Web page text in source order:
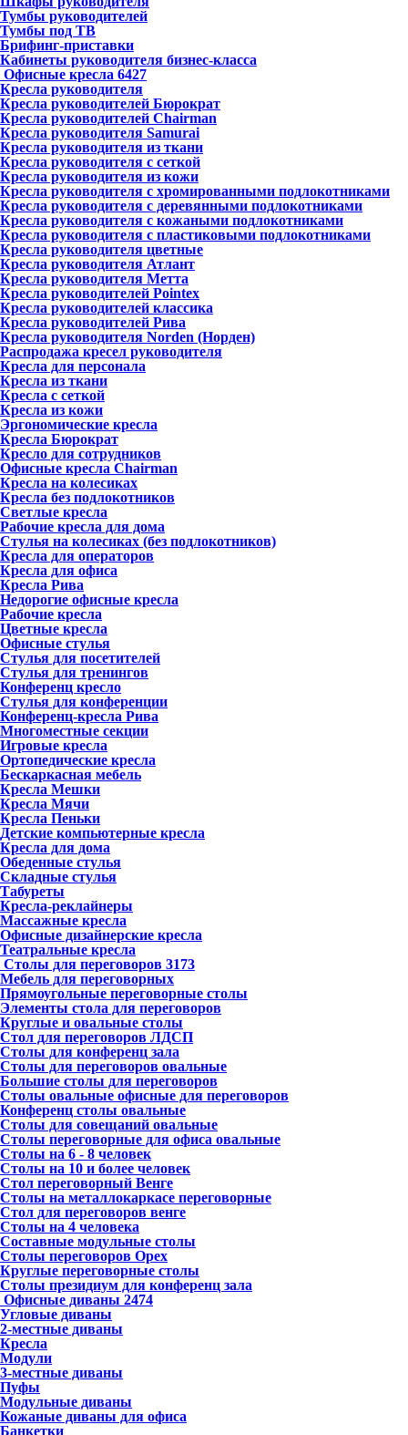
Тумбы руководителей
Тумбы под ТВ
Брифинг-приставки
Кабинеты руководителя бизнес-класса
Офисные кресла 6427
Кресла руководителя
Кресла руководителей Бюрократ
Кресла руководителей Chairman
Кресла руководителя Samurai
Кресла руководителя из ткани
Кресла руководителя с сеткой
Кресла руководителя из кожи
Кресла руководителя с хромированными подлокотниками
Кресла руководителя с деревянными подлокотниками
Кресла руководителя с кожаными подлокотниками
Кресла руководителя с пластиковыми подлокотниками
Кресла руководителя цветные
Кресла руководителя Атлант
Кресла рyководителя Метта
Кресла руководителей Pointex
Кресла руководителей классика
Кресла руководителей Рива
Кресла руководителя Norden (Норден)
Распродажа кресел руководителя
Кресла для персонала
Кресла из ткани
Кресла с сеткой
Кресла из кожи
Эргономические кресла
Кресла Бюрократ
Кресло для сотрудников
Офисные кресла Chairman
Кресла на колесиках
Кресла без подлокотников
Светлые кресла
Рабочие кресла для дома
Стулья на колесиках (без подлокотников)
Кресла для операторов
Кресла для офиса
Кресла Рива
Недорогие офисные кресла
Рабочие кресла
Цветные кресла
Офисные стулья
Стулья для посетителей
Стулья для тренингов
Конференц кресло
Стулья для конференции
Конференц-кресла Рива
Многоместные секции
Игровые кресла
Ортопедические кресла
Бескаркасная мебель
Кресла Мешки
Кресла Мячи
Кресла Пеньки
Детские компьютерные кресла
Кресла для дома
Обеденные стулья
Складные стулья
Табуреты
Кресла-реклайнеры
Массажные кресла
Офисные дизайнерские кресла
Театральные кресла
Столы для переговоров 3173
Мебель для переговорных
Прямоугольные переговорные столы
Элементы стола для переговоров
Круглые и овальные столы
Стол для переговоров ЛДСП
Столы для конференц зала
Столы для переговоров овальные
Большие столы для переговоров
Столы овальные офисные для переговоров
Конференц столы овальные
Столы для совещаний овальные
Столы переговорные для офиса овальные
Столы на 6 - 8 человек
Столы на 10 и более человек
Стол переговорный Венге
Столы на металлокаркасе переговорные
Стол для переговоров венге
Столы на 4 человека
Составные модульные столы
Столы переговоров Орех
Круглые переговорные столы
Столы президиум для конференц зала
Офисные диваны 2474
Угловые диваны
2-местные диваны
Кресла
Модули
3-местные диваны
Пуфы
Модульные диваны
Кожаные диваны для офиса
Банкетки